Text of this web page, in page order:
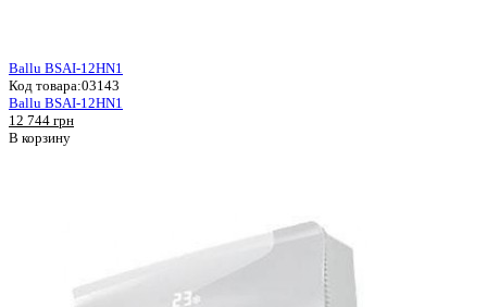
Ballu BSAI-12HN1
Код товара:03143
Ballu BSAI-12HN1
12 744 грн
В корзину